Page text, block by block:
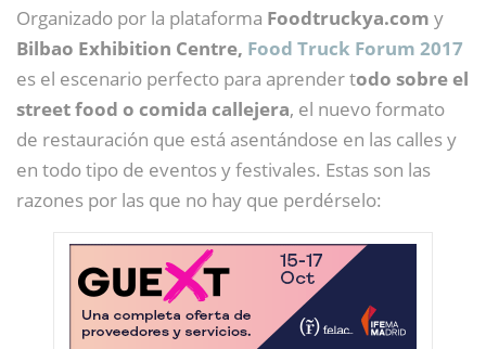
Organizado por la plataforma Foodtruckya.com y
Bilbao Exhibition Centre, Food Truck Forum 2017
es el escenario perfecto para aprender todo sobre el
street food o comida callejera, el nuevo formato
de restauración que está asentándose en las calles y
en todo tipo de eventos y festivales. Estas son las
razones por las que no hay que perdérselo: